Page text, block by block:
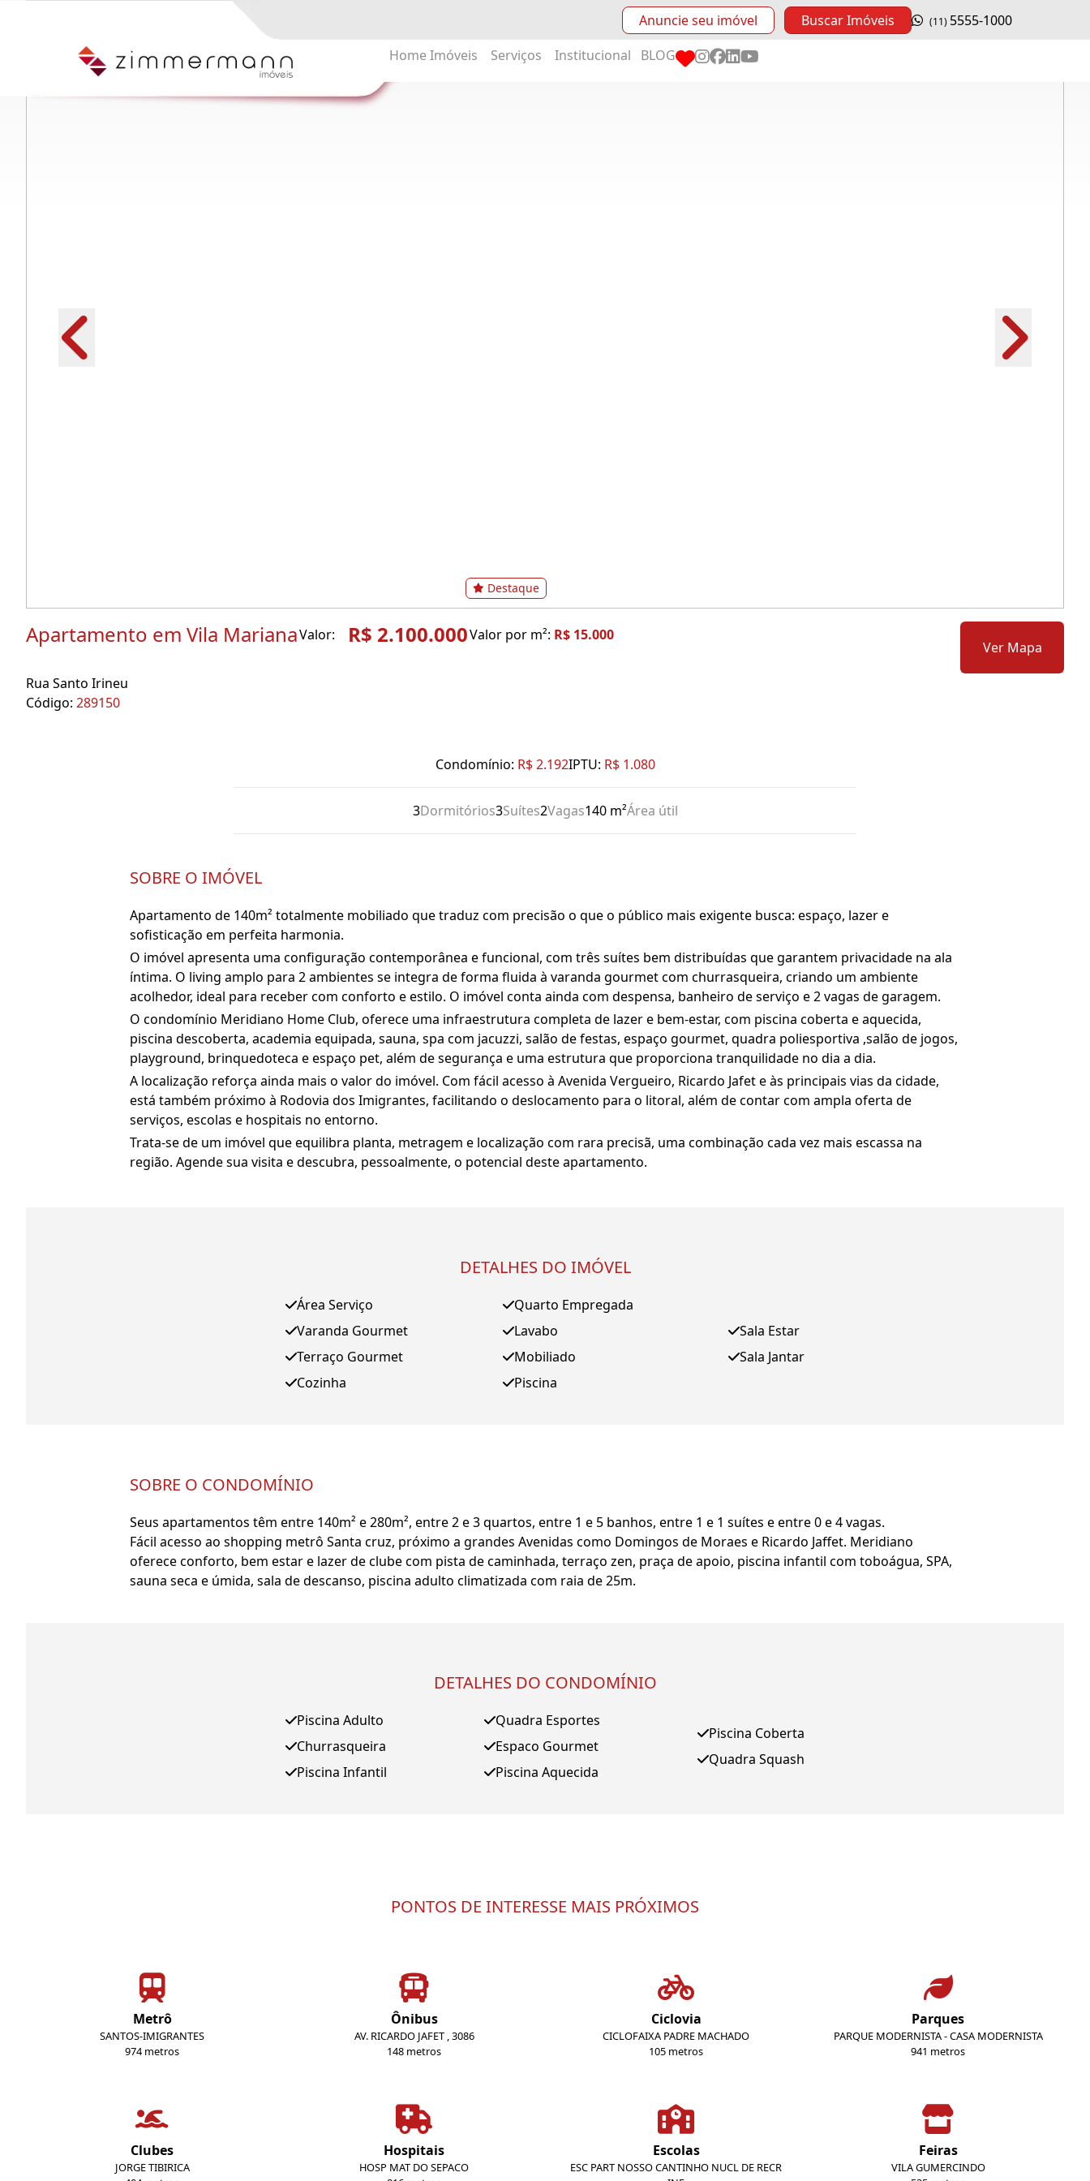
Anuncie seu imóvel Buscar Imóveis (11) 5555-1000
Home Imóveis Serviços Institucional BLOG
Destaque
Apartamento em Vila MarianaValor: R$ 2.100.000Valor por m²: R$ 15.000
Rua Santo Irineu
Código: 289150
Ver Mapa
Condomínio: R$ 2.192IPTU: R$ 1.080
3Dormitórios3Suítes2Vagas140 m²Área útil
SOBRE O IMÓVEL
Apartamento de 140m² totalmente mobiliado que traduz com precisão o que o público mais exigente busca: espaço, lazer e
sofisticação em perfeita harmonia.
O imóvel apresenta uma configuração contemporânea e funcional, com três suítes bem distribuídas que garantem privacidade na ala
íntima. O living amplo para 2 ambientes se integra de forma fluida à varanda gourmet com churrasqueira, criando um ambiente
acolhedor, ideal para receber com conforto e estilo. O imóvel conta ainda com despensa, banheiro de serviço e 2 vagas de garagem.
O condomínio Meridiano Home Club, oferece uma infraestrutura completa de lazer e bem-estar, com piscina coberta e aquecida,
piscina descoberta, academia equipada, sauna, spa com jacuzzi, salão de festas, espaço gourmet, quadra poliesportiva ,salão de jogos,
playground, brinquedoteca e espaço pet, além de segurança e uma estrutura que proporciona tranquilidade no dia a dia.
A localização reforça ainda mais o valor do imóvel. Com fácil acesso à Avenida Vergueiro, Ricardo Jafet e às principais vias da cidade,
está também próximo à Rodovia dos Imigrantes, facilitando o deslocamento para o litoral, além de contar com ampla oferta de
serviços, escolas e hospitais no entorno.
Trata-se de um imóvel que equilibra planta, metragem e localização com rara precisã, uma combinação cada vez mais escassa na
região. Agende sua visita e descubra, pessoalmente, o potencial deste apartamento.
DETALHES DO IMÓVEL
Área Serviço
Varanda Gourmet
Terraço Gourmet
Cozinha
Quarto Empregada
Lavabo
Mobiliado
Piscina
Sala Estar
Sala Jantar
SOBRE O CONDOMÍNIO
Seus apartamentos têm entre 140m² e 280m², entre 2 e 3 quartos, entre 1 e 5 banhos, entre 1 e 1 suítes e entre 0 e 4 vagas.
Fácil acesso ao shopping metrô Santa cruz, próximo a grandes Avenidas como Domingos de Moraes e Ricardo Jaffet. Meridiano
oferece conforto, bem estar e lazer de clube com pista de caminhada, terraço zen, praça de apoio, piscina infantil com toboágua, SPA,
sauna seca e úmida, sala de descanso, piscina adulto climatizada com raia de 25m.
DETALHES DO CONDOMÍNIO
Piscina Adulto
Churrasqueira
Piscina Infantil
Quadra Esportes
Espaco Gourmet
Piscina Aquecida
Piscina Coberta
Quadra Squash
PONTOS DE INTERESSE MAIS PRÓXIMOS
Metrô
SANTOS-IMIGRANTES
974 metros
Ônibus
AV. RICARDO JAFET , 3086
148 metros
Ciclovia
CICLOFAIXA PADRE MACHADO
105 metros
Parques
PARQUE MODERNISTA - CASA MODERNISTA
941 metros
Clubes
JORGE TIBIRICA
Hospitais
HOSP MAT DO SEPACO
Escolas
ESC PART NOSSO CANTINHO NUCL DE RECR
Feiras
VILA GUMERCINDO